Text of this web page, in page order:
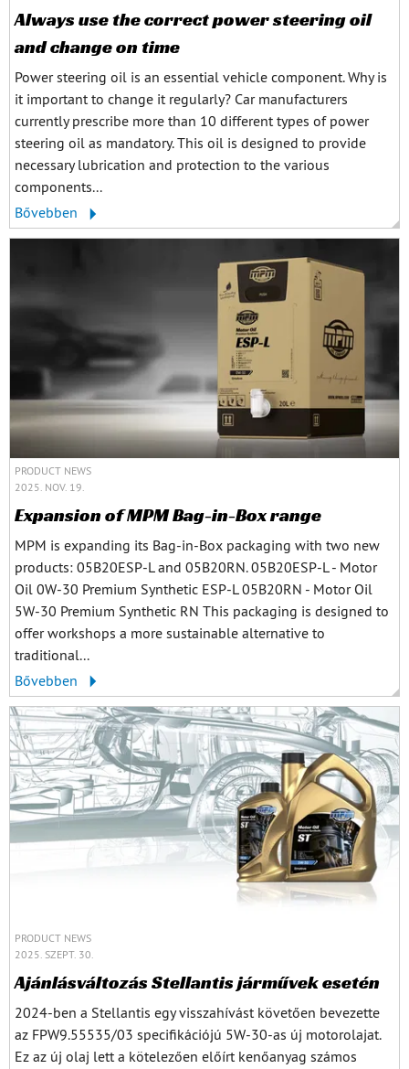
Always use the correct power steering oil
and change on time
Power steering oil is an essential vehicle component. Why is
it important to change it regularly? Car manufacturers
currently prescribe more than 10 different types of power
steering oil as mandatory. This oil is designed to provide
necessary lubrication and protection to the various
components...
Bővebben
PRODUCT NEWS
2025. NOV. 19.
Expansion of MPM Bag-in-Box range
MPM is expanding its Bag-in-Box packaging with two new
products: 05B20ESP-L and 05B20RN. 05B20ESP-L - Motor
Oil 0W-30 Premium Synthetic ESP-L 05B20RN - Motor Oil
5W-30 Premium Synthetic RN This packaging is designed to
offer workshops a more sustainable alternative to
traditional...
Bővebben
PRODUCT NEWS
2025. SZEPT. 30.
Ajánlásváltozás Stellantis járművek esetén
2024-ben a Stellantis egy visszahívást követően bevezette
az FPW9.55535/03 specifikációjú 5W-30-as új motorolajat.
Ez az új olaj lett a kötelezően előírt kenőanyag számos